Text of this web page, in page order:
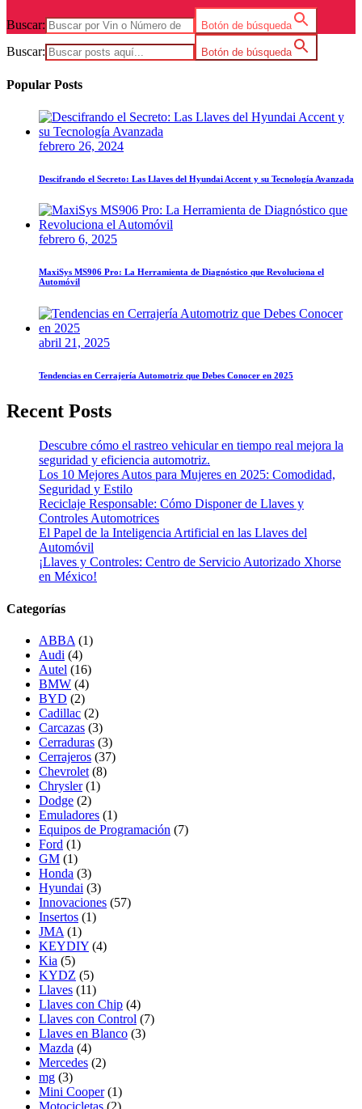
Buscar: Botón de búsqueda
Buscar: Botón de búsqueda
Popular Posts
febrero 26, 2024
Descifrando el Secreto: Las Llaves del Hyundai Accent y su Tecnología Avanzada
febrero 6, 2025
MaxiSys MS906 Pro: La Herramienta de Diagnóstico que Revoluciona el
Automóvil
abril 21, 2025
Tendencias en Cerrajería Automotriz que Debes Conocer en 2025
Recent Posts
Descubre cómo el rastreo vehicular en tiempo real mejora la
seguridad y eficiencia automotriz.
Los 10 Mejores Autos para Mujeres en 2025: Comodidad,
Seguridad y Estilo
Reciclaje Responsable: Cómo Disponer de Llaves y
Controles Automotrices
El Papel de la Inteligencia Artificial en las Llaves del
Automóvil
¡Llaves y Controles: Centro de Servicio Autorizado Xhorse
en México!
Categorías
ABBA (1)
Audi (4)
Autel (16)
BMW (4)
BYD (2)
Cadillac (2)
Carcazas (3)
Cerraduras (3)
Cerrajeros (37)
Chevrolet (8)
Chrysler (1)
Dodge (2)
Emuladores (1)
Equipos de Programación (7)
Ford (1)
GM (1)
Honda (3)
Hyundai (3)
Innovaciones (57)
Insertos (1)
JMA (1)
KEYDIY (4)
Kia (5)
KYDZ (5)
Llaves (11)
Llaves con Chip (4)
Llaves con Control (7)
Llaves en Blanco (3)
Mazda (4)
Mercedes (2)
mg (3)
Mini Cooper (1)
Motocicletas (2)